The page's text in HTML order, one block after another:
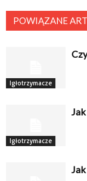
POWIĄZANE
Igłotrzymacze
Igłotrzymacze